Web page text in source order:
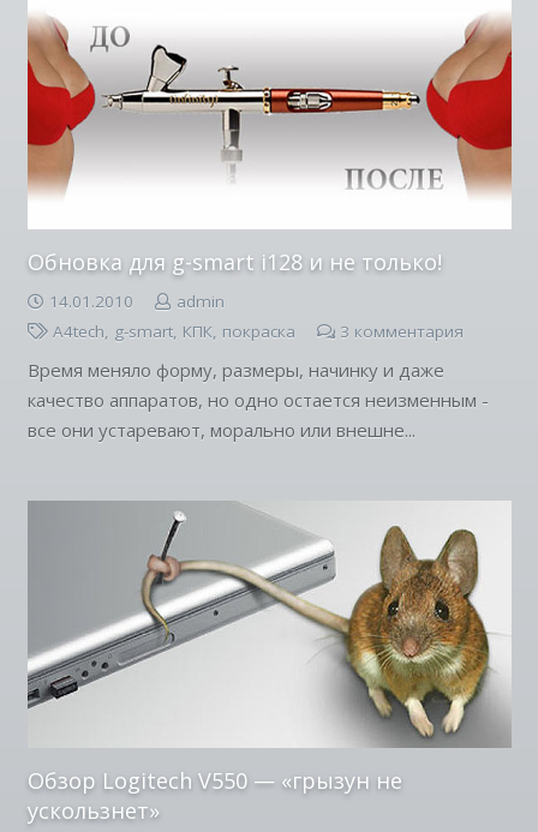
Обновка для g-smart i128 и не только!
14.01.2010
admin
A4tech, g-smart, КПК, покраска 3 комментария
Время меняло форму, размеры, начинку и даже
качество аппаратов, но одно остается неизменным -
все они устаревают, морально или внешне...
Обзор Logitech V550 — «грызун не
ускользнет»